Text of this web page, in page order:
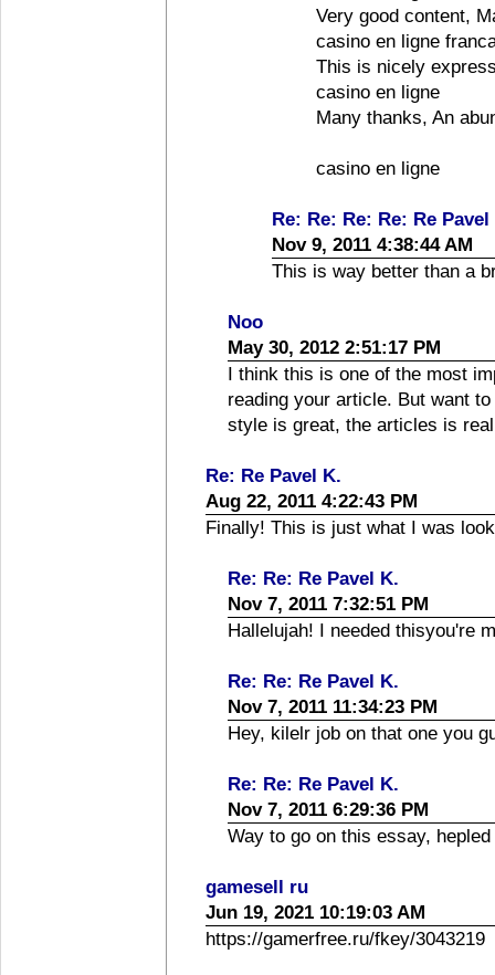
Very good content,
casino en ligne
This is nicely
casino en ligne
Many thanks, An
casino en ligne
Re: Re: Re: Re: Re Pavel
Nov 9, 2011 4:38:44 AM
This is way better than a
Noo
May 30, 2012 2:51:17 PM
I think this is one of the most
reading your article. But want
style is great, the articles is
Re: Re Pavel K.
Aug 22, 2011 4:22:43 PM
Finally! This is just what I was
Re: Re: Re Pavel K.
Nov 7, 2011 7:32:51 PM
Hallelujah! I needed thisyou're
Re: Re: Re Pavel K.
Nov 7, 2011 11:34:23 PM
Hey, kilelr job on that one you
Re: Re: Re Pavel K.
Nov 7, 2011 6:29:36 PM
Way to go on this essay,
gamesell ru
Jun 19, 2021 10:19:03 AM
https://gamerfree.ru/fkey/3043219